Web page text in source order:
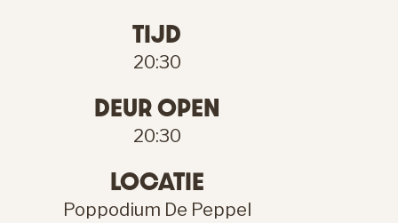
TIJD
20:30
DEUR OPEN
20:30
LOCATIE
Poppodium De Peppel